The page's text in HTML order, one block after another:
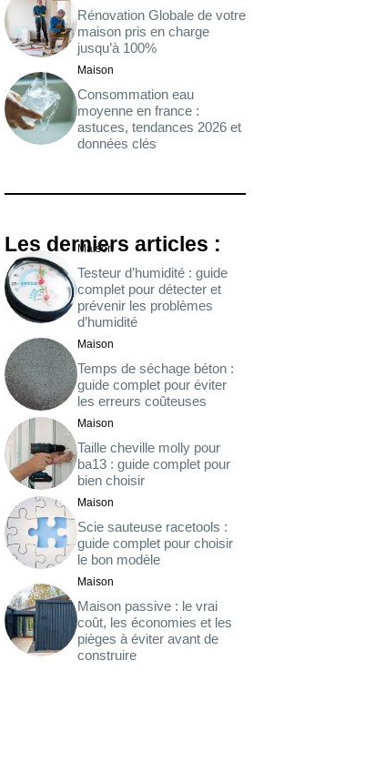
Rénovation Globale de votre
maison pris en charge
jusqu’à 100%
Maison
Consommation eau
moyenne en france :
astuces, tendances 2026 et
données clés
Les derniers articles :
Maison
Testeur d’humidité : guide
complet pour détecter et
prévenir les problèmes
d’humidité
Maison
Temps de séchage béton :
guide complet pour éviter
les erreurs coûteuses
Maison
Taille cheville molly pour
ba13 : guide complet pour
bien choisir
Maison
Scie sauteuse racetools :
guide complet pour choisir
le bon modèle
Maison
Maison passive : le vrai
coût, les économies et les
pièges à éviter avant de
construire